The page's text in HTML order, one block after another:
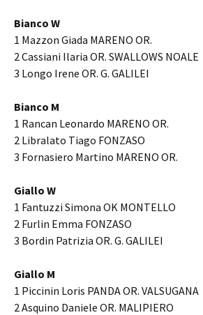
Bianco W
1 Mazzon Giada MARENO OR.
2 Cassiani Ilaria OR. SWALLOWS NOALE
3 Longo Irene OR. G. GALILEI
Bianco M
1 Rancan Leonardo MARENO OR.
2 Libralato Tiago FONZASO
3 Fornasiero Martino MARENO OR.
Giallo W
1 Fantuzzi Simona OK MONTELLO
2 Furlin Emma FONZASO
3 Bordin Patrizia OR. G. GALILEI
Giallo M
1 Piccinin Loris PANDA OR. VALSUGANA
2 Asquino Daniele OR. MALIPIERO